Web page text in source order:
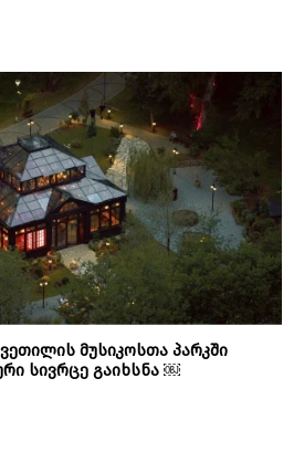
მუსიკოსთა პარკში
სივრცე გაიხსნა ￼